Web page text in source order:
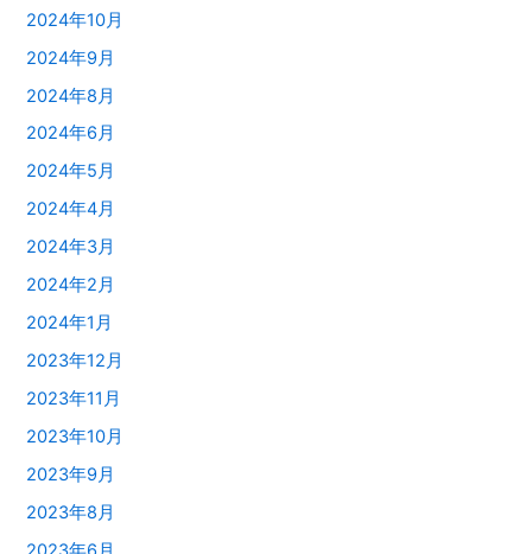
2024年10月
2024年9月
2024年8月
2024年6月
2024年5月
2024年4月
2024年3月
2024年2月
2024年1月
2023年12月
2023年11月
2023年10月
2023年9月
2023年8月